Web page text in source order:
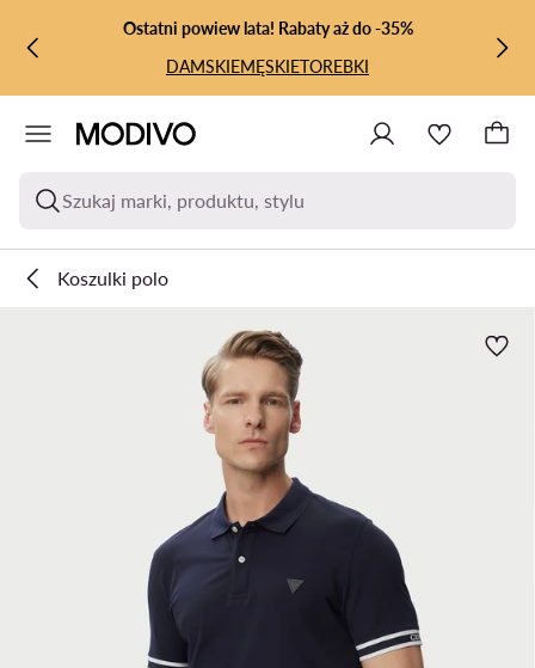
PRZEJDŹ DO GŁÓWNEJ ZAWARTOŚCI
PRZEJDŹ DO WYSZUKIWANIA
Ostatni powiew lata! Rabaty aż do -35%
DAMSKIEMĘSKIETOREBKI
Szukaj marki, produktu, stylu
Koszulki polo